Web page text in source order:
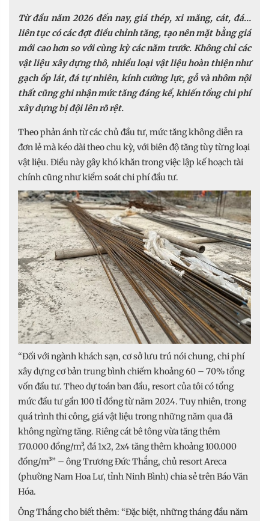
Từ đầu năm 2026 đến nay, giá thép, xi măng, cát, đá…
liên tục có các đợt điều chỉnh tăng, tạo nên mặt bằng giá
mới cao hơn so với cùng kỳ các năm trước. Không chỉ các
vật liệu xây dựng thô, nhiều loại vật liệu hoàn thiện như
gạch ốp lát, đá tự nhiên, kính cường lực, gỗ và nhôm nội
thất cũng ghi nhận mức tăng đáng kể, khiến tổng chi phí
xây dựng bị đội lên rõ rệt.
Theo phản ánh từ các chủ đầu tư, mức tăng không diễn ra
đơn lẻ mà kéo dài theo chu kỳ, với biên độ tăng tùy từng loại
vật liệu. Điều này gây khó khăn trong việc lập kế hoạch tài
chính cũng như kiểm soát chi phí đầu tư.
“Đối với ngành khách sạn, cơ sở lưu trú nói chung, chi phí
xây dựng cơ bản trung bình chiếm khoảng 60 – 70% tổng
vốn đầu tư. Theo dự toán ban đầu, resort của tôi có tổng
mức đầu tư gần 100 tỉ đồng từ năm 2024. Tuy nhiên, trong
quá trình thi công, giá vật liệu trong những năm qua đã
không ngừng tăng. Riêng cát bê tông vừa tăng thêm
170.000 đồng/m³, đá 1x2, 2x4 tăng thêm khoảng 100.000
đồng/m³” – ông Trương Đức Thắng, chủ resort Areca
(phường Nam Hoa Lư, tỉnh Ninh Bình) chia sẻ trên Báo Văn
Hóa.
Ông Thắng cho biết thêm: “Đặc biệt, những tháng đầu năm